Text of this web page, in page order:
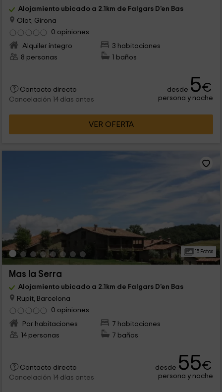
Alojamiento ubicado a 2.1km de Falgars D'en Bas
Olot, Girona
0 opiniones
Alquiler íntegro
3 habitaciones
8 personas
1 baños
Contacto directo
Cancelación 14 días antes
desde 5€
persona y noche
VER OFERTA
15 Fotos
Mas la Serra
Alojamiento ubicado a 2.1km de Falgars D'en Bas
Rupit, Barcelona
0 opiniones
Por habitaciones
7 habitaciones
14 personas
7 baños
Contacto directo
Cancelación 14 días antes
desde 55€
persona y noche